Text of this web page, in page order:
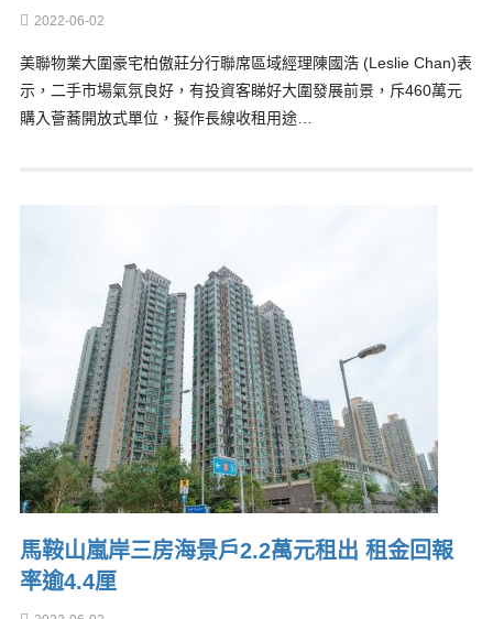
2022-06-02
美聯物業大圍豪宅柏傲莊分行聯席區域經理陳國浩 (Leslie Chan)表
示，二手市場氣氛良好，有投資客睇好大圍發展前景，斥460萬元
購入薈蕎開放式單位，擬作長線收租用途…
馬鞍山嵐岸三房海景戶2.2萬元租出 租金回報
率逾4.4厘